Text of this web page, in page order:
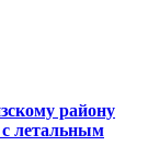
району
летальным